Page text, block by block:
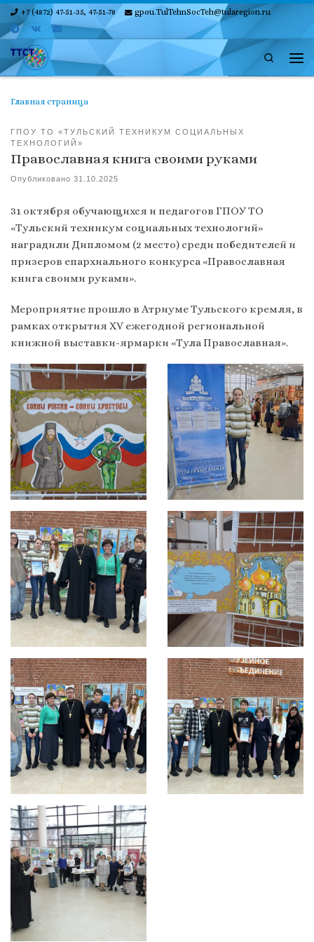
Skip to content
+7 (4872) 47-51-35, 47-51-78 gpou.TulTehnSocTeh@tularegion.ru
Search
Главная страница
ГПОУ ТО «ТУЛЬСКИЙ ТЕХНИКУМ СОЦИАЛЬНЫХ
ТЕХНОЛОГИЙ»
Православная книга своими руками
Опубликовано 31.10.2025
31 октября обучающихся и педагогов ГПОУ ТО
«Тульский техникум социальных технологий»
наградили Дипломом (2 место) среди победителей и
призеров епархиального конкурса «Православная
книга своими руками».
Мероприятие прошло в Атриуме Тульского кремля, в
рамках открытия ХV ежегодной региональной
книжной выставки-ярмарки «Тула Православная».